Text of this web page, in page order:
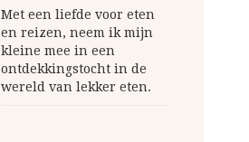
Met een liefde voor eten
en reizen, neem ik mijn
kleine mee in een
ontdekkingstocht in de
wereld van lekker eten.